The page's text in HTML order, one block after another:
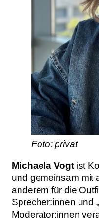
Foto: privat
Michaela Vogt ist
und gemeinsam mit
anderem für die
Sprecher:innen und
Moderator:innen